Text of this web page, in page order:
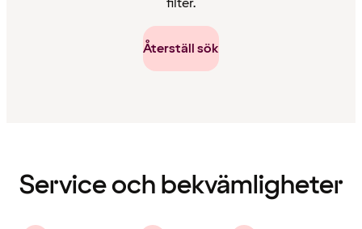
Återställ sök
Service och bekvämligheter